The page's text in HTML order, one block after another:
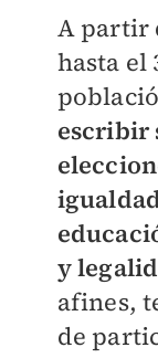
A partir
hasta el
escribir
y
afines,
de